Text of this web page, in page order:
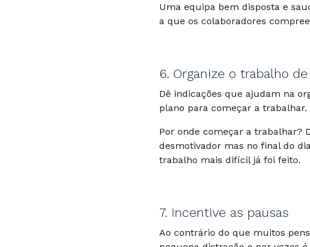
Uma equipa bem disposta e
a que os colaboradores
6. Organize o trabalho
Dê indicações que ajudam na
plano para começar a trabalhar.
Por onde começar a trabalhar?
desmotivador mas no final do
trabalho mais difícil já foi feito.
7. Incentive as pausas
Ao contrário do que muitos